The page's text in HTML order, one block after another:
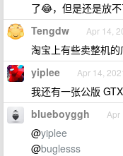
了😂，但是还是放
Tengdw Apr 14,
淘宝上有些卖整机
yiplee Apr 14,
我还有一张公版
blueboyggh Apr
@yiplee
@buglesss